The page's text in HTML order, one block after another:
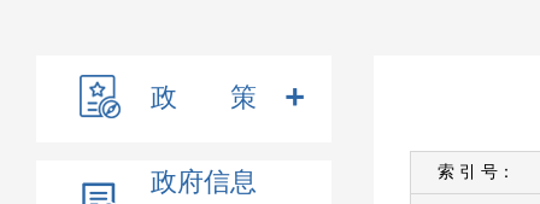
政 策
政府信息
索 引 号：